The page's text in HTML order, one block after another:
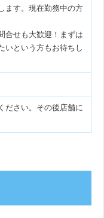
ます。現在勤務中の方
合せも大歓迎！まずは
いという方もお待ちし
ださい。その後店舗に